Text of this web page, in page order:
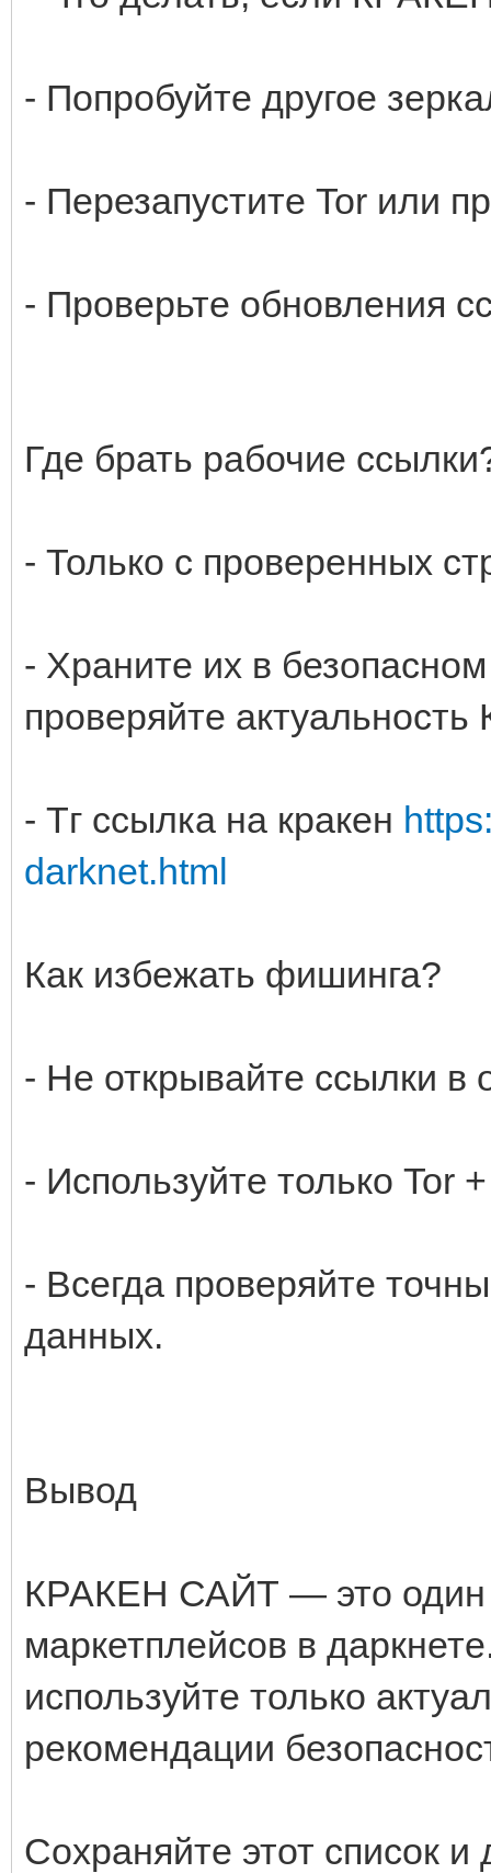
- Попробуйте другое
- Перезапустите Tor или
- Проверьте обновления
Где брать рабочие
- Только с проверенных
- Храните их в
проверяйте
- Тг ссылка на кракен
darknet.html
Как избежать фишинга?
- Не открывайте ссылки в
- Используйте только Tor
- Всегда проверяйте
данных.
Вывод
КРАКЕН САЙТ — это один
маркетплейсов в
используйте только
рекомендации
Сохраняйте этот список